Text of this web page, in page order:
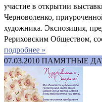
участие в открытии
Черноволенко,
художника. Экспозиция,
Рериховским Обществом,
подробнее »
07.03.2010 ПАМЯТНЫЕ